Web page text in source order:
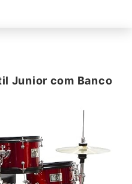
Junior com Banco